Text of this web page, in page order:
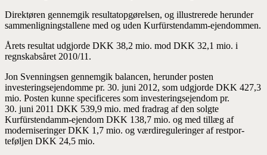
Direktøren gennemgik resultatopgørelsen, og illustrerede herunder
sammenligningstallene med og uden Kurfürstendamm-ejendommen.
Årets resultat udgjorde DKK 38,2 mio. mod DKK 32,1 mio. i
regnskabsåret 2010/11.
Jon Svenningsen gennemgik balancen, herunder posten
investeringsejendomme pr. 30. juni 2012, som udgjorde DKK 427,3
mio. Posten kunne specificeres som investeringsejendom pr.
30. juni 2011 DKK 539,9 mio. med fradrag af den solgte
Kurfürstendamm-ejendom DKK 138,7 mio. og med tillæg af
moderniseringer DKK 1,7 mio. og værdireguleringer af restpor-
teføljen DKK 24,5 mio.